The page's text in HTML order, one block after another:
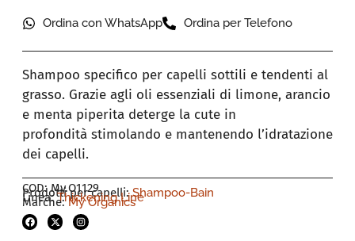
Ordina con WhatsApp Ordina per Telefono
Shampoo specifico per capelli sottili e tendenti al
grasso. Grazie agli oli essenziali di limone, arancio
e menta piperita deterge la cute in
profondità stimolando e mantenendo l’idratazione
dei capelli.
COD: My.O1129
Prodotti per capelli:Shampoo-Bain
Linea:Thickening Line
Marche:My Organics